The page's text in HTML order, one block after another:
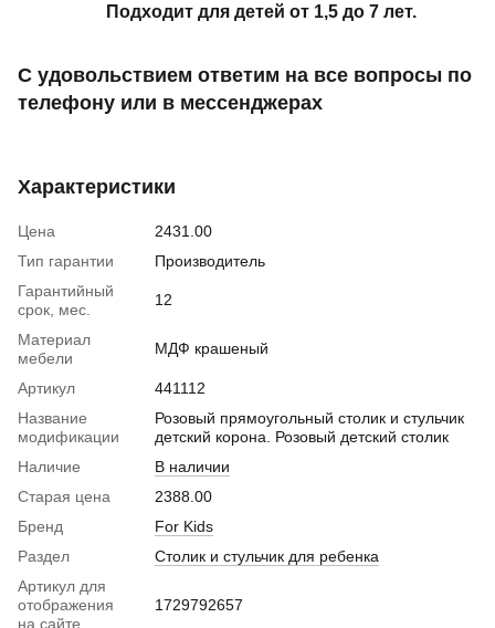
⠀ Подходит для детей от 1,5 до 7 лет.
С удовольствием ответим на все вопросы по
телефону или в мессенджерах
Характеристики
Цена
2431.00
Тип гарантии
Производитель
Гарантийный
срок, мес.
12
Материал
мебели
МДФ крашеный
Артикул
441112
Название
модификации
Розовый прямоугольный столик и стульчик
детский корона. Розовый детский столик
Наличие
В наличии
Старая цена
2388.00
Бренд
For Kids
Раздел
Столик и стульчик для ребенка
Артикул для
отображения
на сайте
1729792657